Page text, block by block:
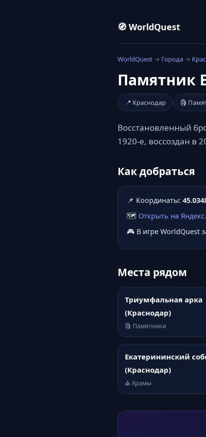
🧭 WorldQuest
WorldQuest → Города →
Памятник
📍 Краснодар 🗿
Восстановленный
1920-е, воссоздан в
Как добраться
📌 Координаты:
🗺️ Открыть на
🎮 В игре WorldQuest
Места рядом
Триумфальная арка
(Краснодар)
🗿 Памятники
Екатерининский
(Краснодар)
⛪ Храмы